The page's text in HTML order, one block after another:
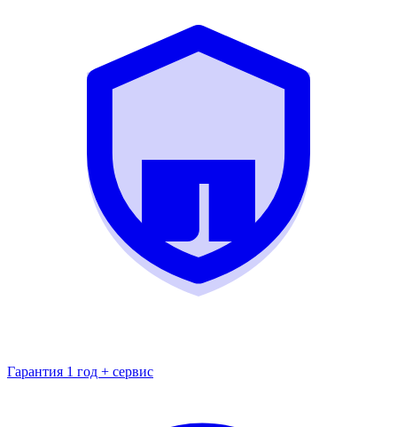
Гарантия 1 год + сервис